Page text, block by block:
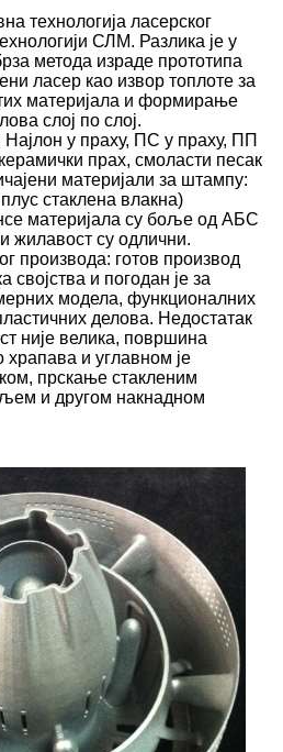
технологија ласерског
СЛМ. Разлика је у
метода израде прототипа
ласер као извор топлоте за
материјала и формирање
слој по слој.
у праху, ПС у праху, ПП
прах, смоласти песак
материјали за штампу:
стаклена влакна)
материјала су боље од АБС
жилавост су одлични.
производа: готов производ
својства и погодан је за
модела, функционалних
делова. Недостатак
није велика, површина
храпава и углавном је
прскање стакленим
и другом накнадном